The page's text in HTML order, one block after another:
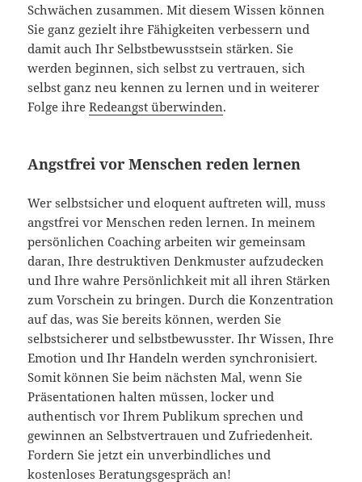
Schwächen zusammen. Mit diesem Wissen können
Sie ganz gezielt ihre Fähigkeiten verbessern und
damit auch Ihr Selbstbewusstsein stärken. Sie
werden beginnen, sich selbst zu vertrauen, sich
selbst ganz neu kennen zu lernen und in weiterer
Folge ihreRedeangst überwinden.
Angstfrei vor Menschen reden lernen
Wer selbstsicher und eloquent auftreten will, muss
angstfrei vor Menschen reden lernen. In meinem
persönlichen Coaching arbeiten wir gemeinsam
daran, Ihre destruktiven Denkmuster aufzudecken
und Ihre wahre Persönlichkeit mit all ihren Stärken
zum Vorschein zu bringen. Durch die Konzentration
auf das, was Sie bereits können, werden Sie
selbstsicherer und selbstbewusster. Ihr Wissen, Ihre
Emotion und Ihr Handeln werden synchronisiert.
Somit können Sie beim nächsten Mal, wenn Sie
Präsentationen halten müssen, locker und
authentisch vor Ihrem Publikum sprechen und
gewinnen an Selbstvertrauen und Zufriedenheit.
Fordern Sie jetzt ein unverbindliches und
kostenloses Beratungsgespräch an!